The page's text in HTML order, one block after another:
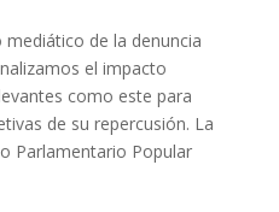
de la denuncia
el impacto
como este para
de su repercusión. La
Parlamentario Popular